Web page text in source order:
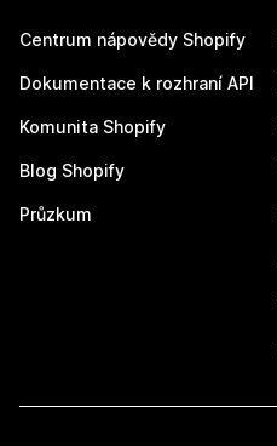
Centrum nápovědy Shopify
Dokumentace k rozhraní API
Komunita Shopify
Blog Shopify
Průzkum